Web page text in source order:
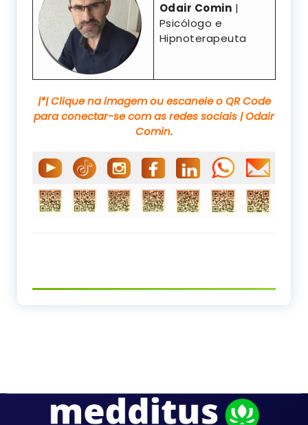
Odair Comin |
Psicólogo e
Hipnoterapeuta
|*| Clique na imagem ou escaneie o QR Code
para conectar-se com as redes sociais | Odair
Comin.